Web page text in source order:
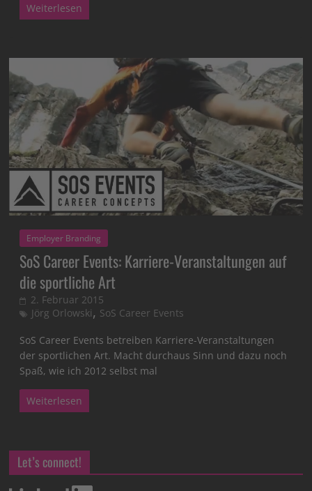
Weiterlesen
Employer Branding
SoS Career Events: Karriere-Veranstaltungen auf
die sportliche Art
2. Februar 2015
Jörg Orlowski, SoS Career Events
SoS Career Events betreiben Karriere-Veranstaltungen
der sportlichen Art. Macht durchaus Sinn und dazu noch
Spaß, wie ich 2012 selbst mal
Weiterlesen
Let’s connect!